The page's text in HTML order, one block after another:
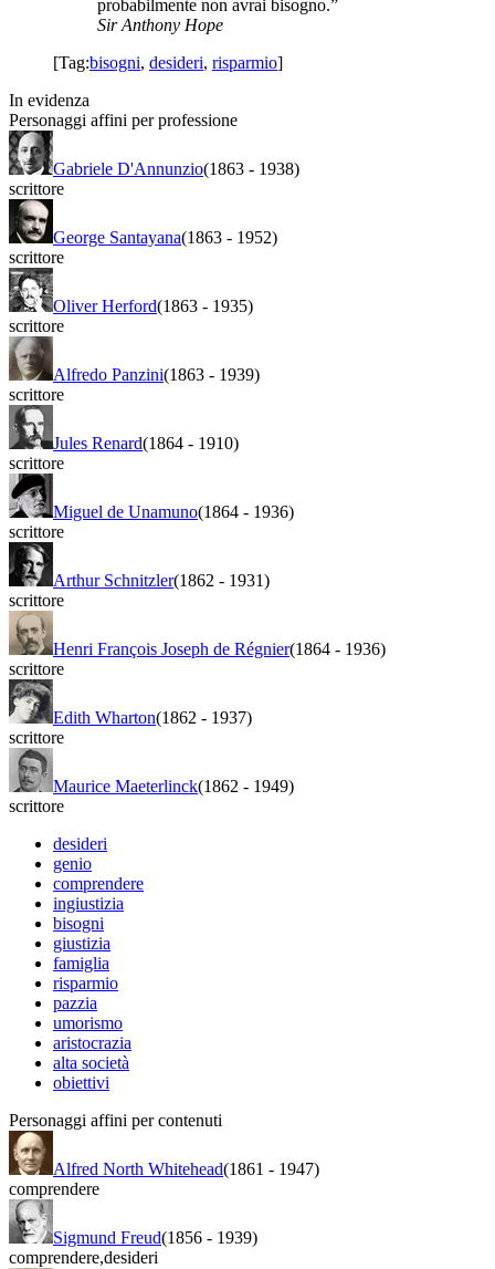
probabilmente non avrai bisogno.”
Sir Anthony Hope
[Tag:bisogni, desideri, risparmio]
In evidenza
Personaggi affini per professione
Gabriele D'Annunzio(1863 - 1938)
scrittore
George Santayana(1863 - 1952)
scrittore
Oliver Herford(1863 - 1935)
scrittore
Alfredo Panzini(1863 - 1939)
scrittore
Jules Renard(1864 - 1910)
scrittore
Miguel de Unamuno(1864 - 1936)
scrittore
Arthur Schnitzler(1862 - 1931)
scrittore
Henri François Joseph de Régnier(1864 - 1936)
scrittore
Edith Wharton(1862 - 1937)
scrittore
Maurice Maeterlinck(1862 - 1949)
scrittore
desideri
genio
comprendere
ingiustizia
bisogni
giustizia
famiglia
risparmio
pazzia
umorismo
aristocrazia
alta società
obiettivi
Personaggi affini per contenuti
Alfred North Whitehead(1861 - 1947)
comprendere
Sigmund Freud(1856 - 1939)
comprendere,desideri